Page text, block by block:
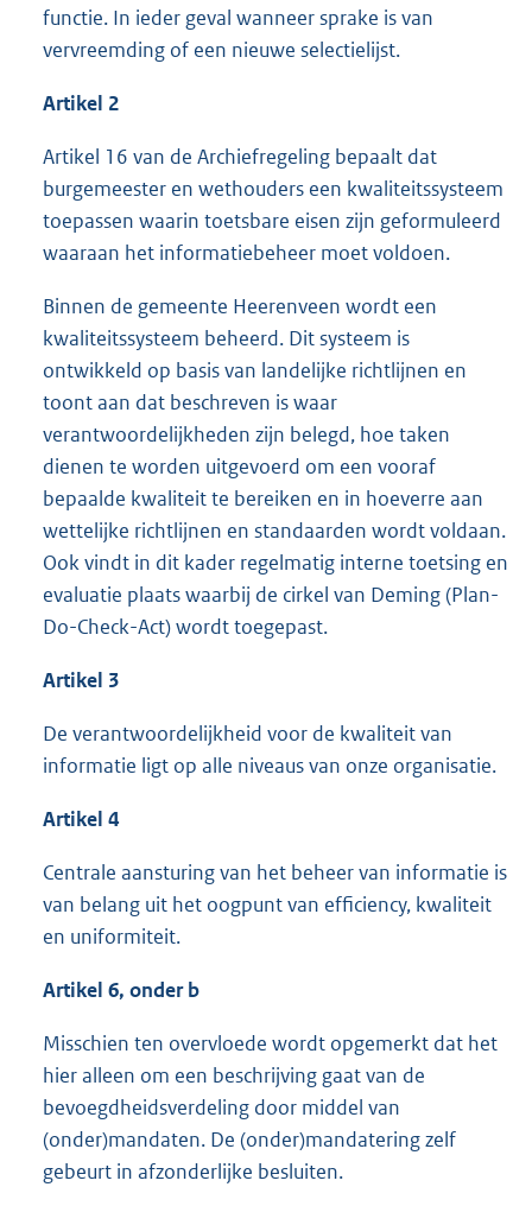
functie. In ieder geval wanneer sprake is van
vervreemding of een nieuwe selectielijst.
Artikel 2
Artikel 16 van de Archiefregeling bepaalt dat
burgemeester en wethouders een kwaliteitssysteem
toepassen waarin toetsbare eisen zijn geformuleerd
waaraan het informatiebeheer moet voldoen.
Binnen de gemeente Heerenveen wordt een
kwaliteitssysteem beheerd. Dit systeem is
ontwikkeld op basis van landelijke richtlijnen en
toont aan dat beschreven is waar
verantwoordelijkheden zijn belegd, hoe taken
dienen te worden uitgevoerd om een vooraf
bepaalde kwaliteit te bereiken en in hoeverre aan
wettelijke richtlijnen en standaarden wordt voldaan.
Ook vindt in dit kader regelmatig interne toetsing en
evaluatie plaats waarbij de cirkel van Deming (Plan-
Do-Check-Act) wordt toegepast.
Artikel 3
De verantwoordelijkheid voor de kwaliteit van
informatie ligt op alle niveaus van onze organisatie.
Artikel 4
Centrale aansturing van het beheer van informatie is
van belang uit het oogpunt van efficiency, kwaliteit
en uniformiteit.
Artikel 6, onder b
Misschien ten overvloede wordt opgemerkt dat het
hier alleen om een beschrijving gaat van de
bevoegdheidsverdeling door middel van
(onder)mandaten. De (onder)mandatering zelf
gebeurt in afzonderlijke besluiten.